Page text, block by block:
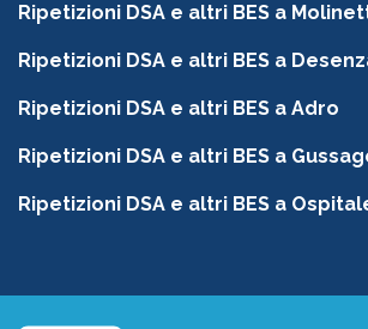
Ripetizioni DSA e altri BES a
Ripetizioni DSA e altri BES a
Ripetizioni DSA e altri BES a Adro
Ripetizioni DSA e altri BES a
Ripetizioni DSA e altri BES a